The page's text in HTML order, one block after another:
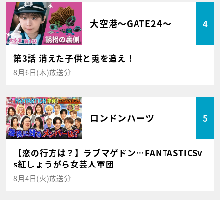
大空港～GATE24～ 4
第3話 消えた子供と兎を追え！
8月6日(木)放送分
ロンドンハーツ 5
【恋の行方は？】ラブマゲドン…FANTASTICSv
s紅しょうがら女芸人軍団
8月4日(火)放送分